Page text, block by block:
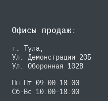
Офисы продаж:
г. Тула,
Ул. Демонстрации 20Б
Ул. Оборонная 102В
Пн-Пт 09:00-18:00
Сб-Вс 10:00-18:00